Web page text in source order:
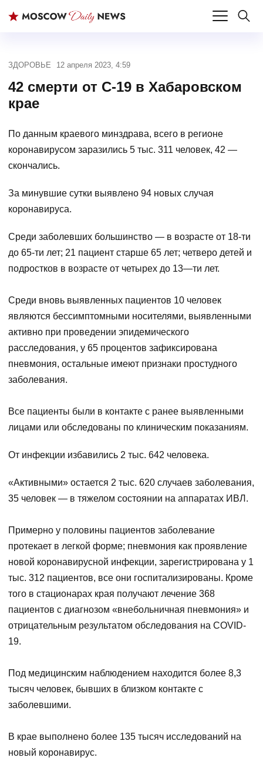
ЗДОРОВЬЕ 12 апреля 2023, 4:59
42 смерти от С-19 в Хабаровском
крае
По данным краевого минздрава, всего в регионе
коронавирусом заразились 5 тыс. 311 человек, 42 —
скончались.
За минувшие сутки выявлено 94 новых случая
коронавируса.
Среди заболевших большинство — в возрасте от 18-ти
до 65-ти лет; 21 пациент старше 65 лет; четверо детей и
подростков в возрасте от четырех до 13—ти лет.
Среди вновь выявленных пациентов 10 человек
являются бессимптомными носителями, выявленными
активно при проведении эпидемического
расследования, у 65 процентов зафиксирована
пневмония, остальные имеют признаки простудного
заболевания.
Все пациенты были в контакте с ранее выявленными
лицами или обследованы по клиническим показаниям.
От инфекции избавились 2 тыс. 642 человека.
«Активными» остается 2 тыс. 620 случаев заболевания,
35 человек — в тяжелом состоянии на аппаратах ИВЛ.
Примерно у половины пациентов заболевание
протекает в легкой форме; пневмония как проявление
новой коронавирусной инфекции, зарегистрирована у 1
тыс. 312 пациентов, все они госпитализированы. Кроме
того в стационарах края получают лечение 368
пациентов с диагнозом «внебольничная пневмония» и
отрицательным результатом обследования на COVID-
19.
Под медицинским наблюдением находится более 8,3
тысяч человек, бывших в близком контакте с
заболевшими.
В крае выполнено более 135 тысяч исследований на
новый коронавирус.